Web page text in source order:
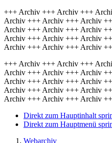
+++ Archiv +++ Archiv +++
Archiv +++ Archiv +++ Archiv
Archiv +++ Archiv +++ Archiv
Archiv +++ Archiv +++ Archiv
Archiv +++ Archiv +++ Archiv
+++ Archiv +++ Archiv +++
Archiv +++ Archiv +++ Archiv
Archiv +++ Archiv +++ Archiv
Archiv +++ Archiv +++ Archiv
Archiv +++ Archiv +++ Archiv
Direkt zum Hauptinhalt
Direkt zum Hauptmenü
Webarchiv